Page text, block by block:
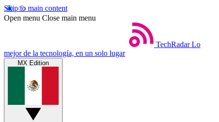
Skip to main content
Open menu Close main menu
TechRadar Lo
mejor de la tecnología, en un solo lugar
MX Edition